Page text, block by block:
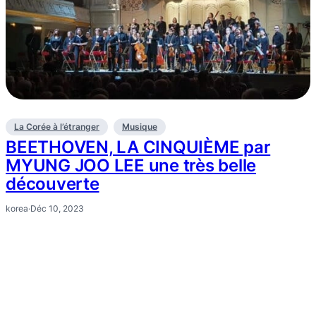
La Corée à l’étranger Musique
BEETHOVEN, LA CINQUIÈME par
MYUNG JOO LEE une très belle
découverte
korea·Déc 10, 2023